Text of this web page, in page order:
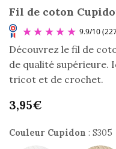
Fil de coton
Découvrez le fil de
de qualité supérieure.
tricot et de crochet.
3,95€
Couleur Cupidon : S305